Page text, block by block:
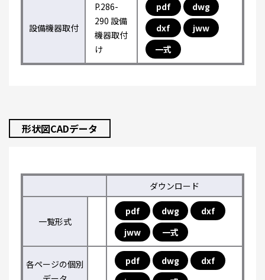
設備機器取付
P.286-
290 設備
機器取付
け
pdf
dwg
dxf
jww
一式
形状図CADデータ
ダウンロード
一覧形式
pdf dwg
dxf
jww
一式
各ページの個別
pdf dwg
dxf